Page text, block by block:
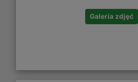
Galeria zdjęć